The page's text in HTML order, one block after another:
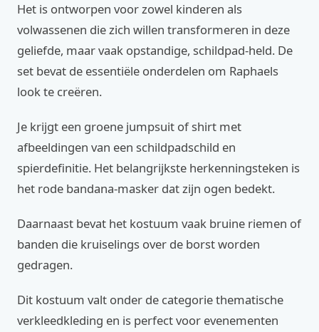
Het is ontworpen voor zowel kinderen als
volwassenen die zich willen transformeren in deze
geliefde, maar vaak opstandige, schildpad-held. De
set bevat de essentiële onderdelen om Raphaels
look te creëren.
Je krijgt een groene jumpsuit of shirt met
afbeeldingen van een schildpadschild en
spierdefinitie. Het belangrijkste herkenningsteken is
het rode bandana-masker dat zijn ogen bedekt.
Daarnaast bevat het kostuum vaak bruine riemen of
banden die kruiselings over de borst worden
gedragen.
Dit kostuum valt onder de categorie thematische
verkleedkleding en is perfect voor evenementen